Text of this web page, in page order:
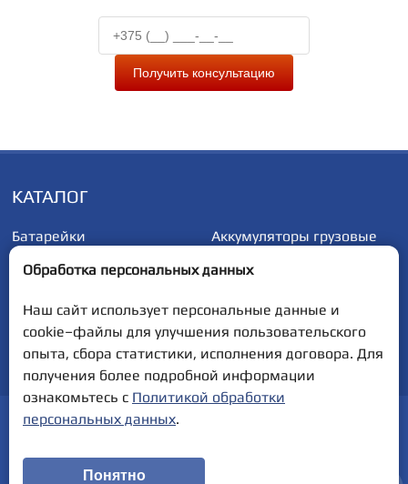
Получить консультацию
КАТАЛОГ
Батарейки
Аккумуляторы
Аккумуляторы грузовые
Аккумуляторы
Полная версия сайта
ООО "500 Ампер". ул. Советская, 74, 220431, Минская обл.,
Дата включения сведений об интернет-магазине в Торговый
реестр Республики Беларусь 15.01.2026, № регистрации 766512
Обработка персональных данных
Наш сайт использует персональные данные и
cookie–файлы для улучшения пользовательского
опыта, сбора статистики, исполнения договора. Для
получения более подробной информации
ознакомьтесь с Политикой обработки
персональных данных.
Понятно